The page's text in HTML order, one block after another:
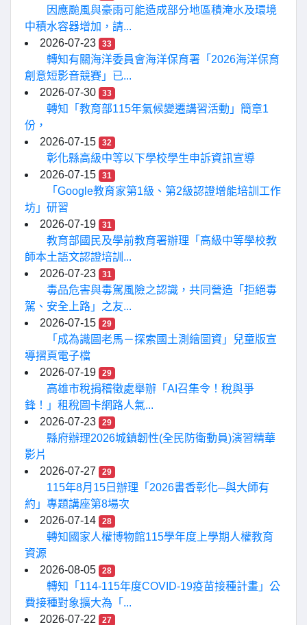
因應颱風與豪雨可能造成部分地區積淹水及環境
中積水容器增加，請...
2026-07-23
33
轉知有關海洋委員會海洋保育署「2026海洋保育
創意短影音競賽」已...
2026-07-30
33
轉知「教育部115年氣候變遷講習活動」簡章1
份，
2026-07-15
32
彰化縣高級中等以下學校學生申訴資訊宣導
2026-07-15
31
「Google教育家第1級、第2級認證增能培訓工作
坊」研習
2026-07-19
31
教育部國民及學前教育署辦理「高級中等學校教
師本土語文認證培訓...
2026-07-23
31
毒品危害與毒駕風險之認識，共同營造「拒絕毒
駕、安全上路」之友...
2026-07-15
29
「成為識圖老馬－探索國土測繪圖資」兒童版宣
導摺頁電子檔
2026-07-19
29
高雄市稅捐稽徵處舉辦「AI召集令！稅與爭
鋒！」租稅圖卡網路人氣...
2026-07-23
29
縣府辦理2026城鎮韌性(全民防衛動員)演習精華
影片
2026-07-27
29
115年8月15日辦理「2026書香彰化─與大師有
約」專題講座第8場次
2026-07-14
28
轉知國家人權博物館115學年度上學期人權教育
資源
2026-08-05
28
轉知「114-115年度COVID-19疫苗接種計畫」公
費接種對象擴大為「...
2026-07-22
27